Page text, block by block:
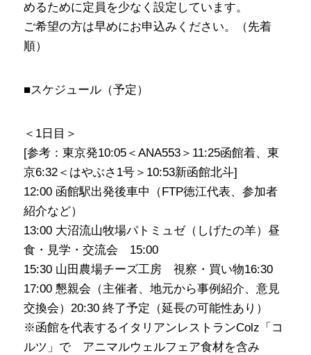
めるために定員を少なく設定しています。
ご希望の方は早めにお申込みください。（先着
順）
■スケジュール（予定）
＜1日目＞
[参考：東京発10:05＜ANA553＞11:25函館着、東
京6:32＜はやぶさ1号＞10:53新函館北斗]
12:00 函館駅出発後車中（FTP徳江代表、参加者
紹介など）
13:00 大沼流山牧場パトミュゼ（しげたの羊）昼
食・見学・交流会 15:00
15:30 山田農場チーズ工房 視察・買い物16:30
17:00 懇親会（主催者、地元から事例紹介、意見
交換会）20:30 終了予定（延長の可能性あり）
※函館を代表するイタリアンレストランColz「コ
ルツ」で アニマルウェルフェア食材を含み